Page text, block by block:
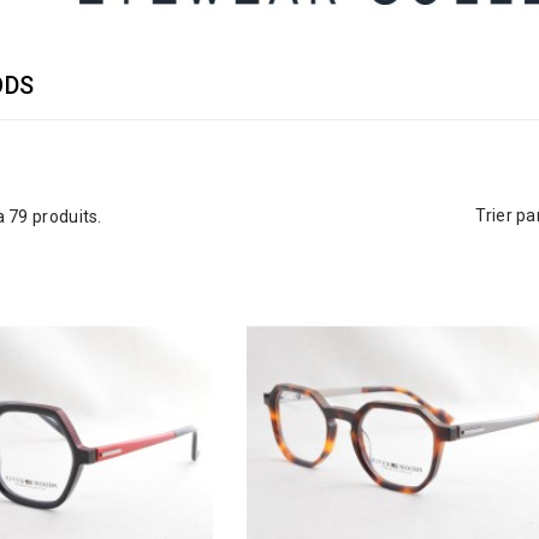
a 79 produits. Trier